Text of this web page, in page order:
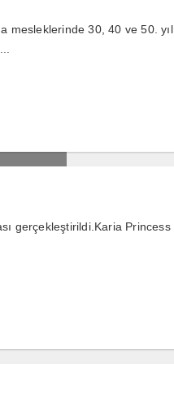
mesleklerinde 30, 40 ve 50.
gerçekleştirildi.Karia